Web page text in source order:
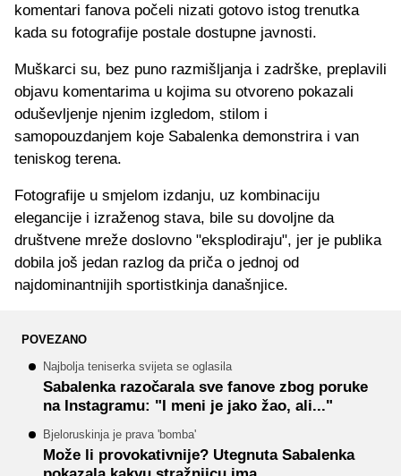
komentari fanova počeli nizati gotovo istog trenutka
kada su fotografije postale dostupne javnosti.
Muškarci su, bez puno razmišljanja i zadrške, preplavili
objavu komentarima u kojima su otvoreno pokazali
oduševljenje njenim izgledom, stilom i
samopouzdanjem koje Sabalenka demonstrira i van
teniskog terena.
Fotografije u smjelom izdanju, uz kombinaciju
elegancije i izraženog stava, bile su dovoljne da
društvene mreže doslovno "eksplodiraju", jer je publika
dobila još jedan razlog da priča o jednoj od
najdominantnijih sportistkinja današnjice.
POVEZANO
Najbolja teniserka svijeta se oglasila
Sabalenka razočarala sve fanove zbog poruke
na Instagramu: "I meni je jako žao, ali..."
Bjeloruskinja je prava 'bomba'
Može li provokativnije? Utegnuta Sabalenka